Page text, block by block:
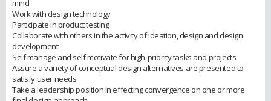
mind
Work with design technology
Participate in product testing
Collaborate with others in the activity of ideation, design and design
development.
Self manage and self motivate for high-priority tasks and projects.
Assure a variety of conceptual design alternatives are presented to
satisfy user needs
Take a leadership position in effecting convergence on one or more